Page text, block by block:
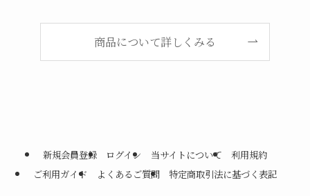
商品について詳しくみる
新規会員登録 ログイン 当サイトについて
利用規約
ご利用ガイド
よくあるご質問 特定商取引法に基づく表記